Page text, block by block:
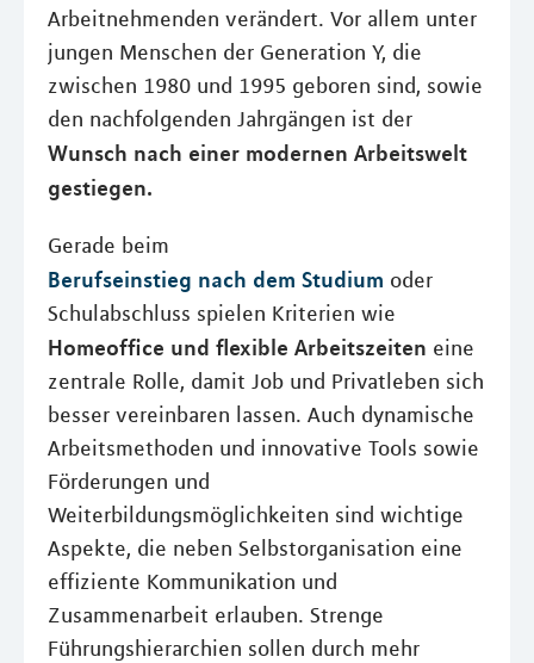
Arbeitnehmenden verändert. Vor allem unter
jungen Menschen der Generation Y, die
zwischen 1980 und 1995 geboren sind, sowie
den nachfolgenden Jahrgängen ist der
Wunsch nach einer modernen Arbeitswelt
gestiegen.
Gerade beim
Berufseinstieg nach dem Studium oder
Schulabschluss spielen Kriterien wie
Homeoffice und flexible Arbeitszeiten eine
zentrale Rolle, damit Job und Privatleben sich
besser vereinbaren lassen. Auch dynamische
Arbeitsmethoden und innovative Tools sowie
Förderungen und
Weiterbildungsmöglichkeiten sind wichtige
Aspekte, die neben Selbstorganisation eine
effiziente Kommunikation und
Zusammenarbeit erlauben. Strenge
Führungshierarchien sollen durch mehr